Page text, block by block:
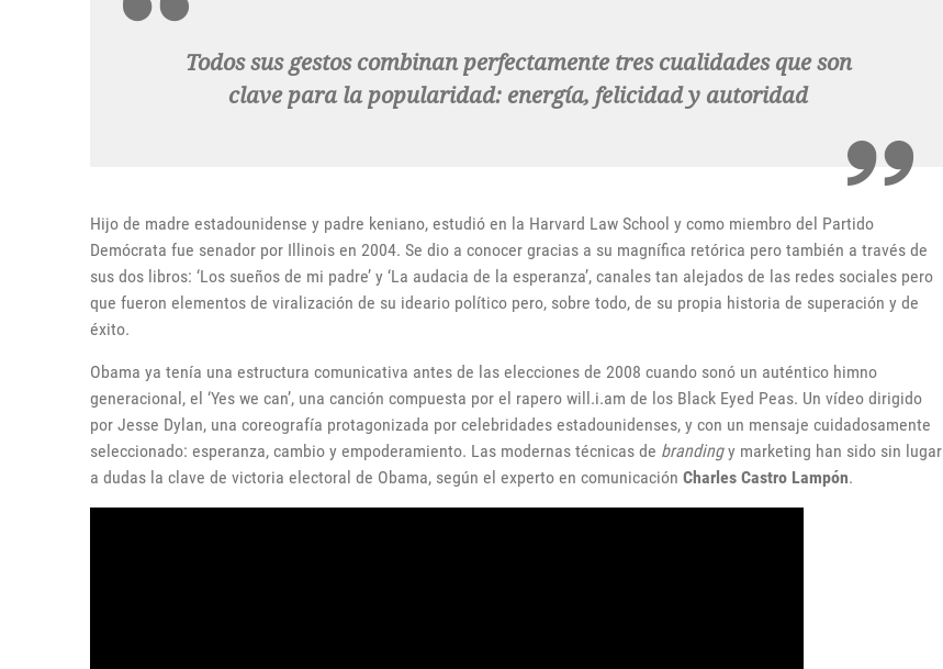
Todos sus gestos combinan perfectamente tres cualidades que son
clave para la popularidad: energía, felicidad y autoridad
Hijo de madre estadounidense y padre keniano, estudió en la Harvard Law School y como miembro del Partido
Demócrata fue senador por Illinois en 2004. Se dio a conocer gracias a su magnífica retórica pero también a través de
sus dos libros: ‘Los sueños de mi padre’ y ‘La audacia de la esperanza’, canales tan alejados de las redes sociales pero
que fueron elementos de viralización de su ideario político pero, sobre todo, de su propia historia de superación y de
éxito.
Obama ya tenía una estructura comunicativa antes de las elecciones de 2008 cuando sonó un auténtico himno
generacional, el ‘Yes we can’, una canción compuesta por el rapero will.i.am de los Black Eyed Peas. Un vídeo dirigido
por Jesse Dylan, una coreografía protagonizada por celebridades estadounidenses, y con un mensaje cuidadosamente
seleccionado: esperanza, cambio y empoderamiento. Las modernas técnicas de brandingy marketing han sido sin lugar
a dudas la clave de victoria electoral de Obama, según el experto en comunicación Charles Castro Lampón.